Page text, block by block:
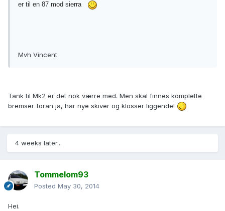
er til en 87 mod sierra
Mvh Vincent
Tank til Mk2 er det nok værre med. Men skal finnes komplette
bremser foran ja, har nye skiver og klosser liggende!
4 weeks later...
Tommelom93
Posted May 30, 2014
Hei.